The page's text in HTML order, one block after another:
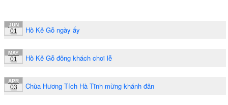
JUN
01 Hồ Kẻ Gỗ ngày ấy
MAY
01 Hồ Kẻ Gỗ đông khách chơi lễ
APR
03 Chùa Hương Tích Hà Tĩnh mừng khánh đản